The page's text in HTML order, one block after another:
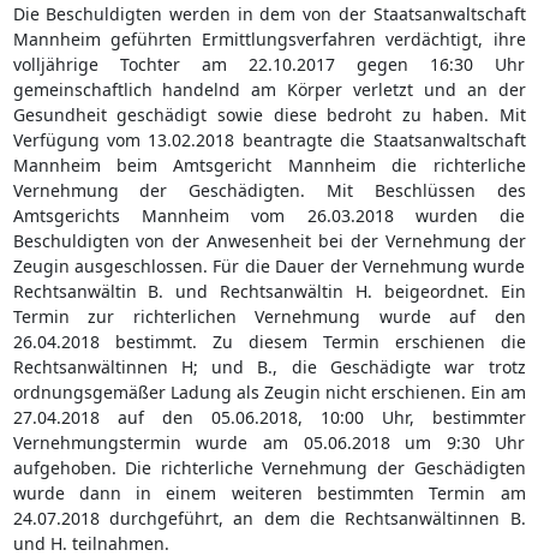
Die Beschuldigten werden in dem von der Staatsanwaltschaft
Mannheim geführten Ermittlungsverfahren verdächtigt, ihre
volljährige Tochter am 22.10.2017 gegen 16:30 Uhr
gemeinschaftlich handelnd am Körper verletzt und an der
Gesundheit geschädigt sowie diese bedroht zu haben. Mit
Verfügung vom 13.02.2018 beantragte die Staatsanwaltschaft
Mannheim beim Amtsgericht Mannheim die richterliche
Vernehmung der Geschädigten. Mit Beschlüssen des
Amtsgerichts Mannheim vom 26.03.2018 wurden die
Beschuldigten von der Anwesenheit bei der Vernehmung der
Zeugin ausgeschlossen. Für die Dauer der Vernehmung wurde
Rechtsanwältin B. und Rechtsanwältin H. beigeordnet. Ein
Termin zur richterlichen Vernehmung wurde auf den
26.04.2018 bestimmt. Zu diesem Termin erschienen die
Rechtsanwältinnen H; und B., die Geschädigte war trotz
ordnungsgemäßer Ladung als Zeugin nicht erschienen. Ein am
27.04.2018 auf den 05.06.2018, 10:00 Uhr, bestimmter
Vernehmungstermin wurde am 05.06.2018 um 9:30 Uhr
aufgehoben. Die richterliche Vernehmung der Geschädigten
wurde dann in einem weiteren bestimmten Termin am
24.07.2018 durchgeführt, an dem die Rechtsanwältinnen B.
und H. teilnahmen.